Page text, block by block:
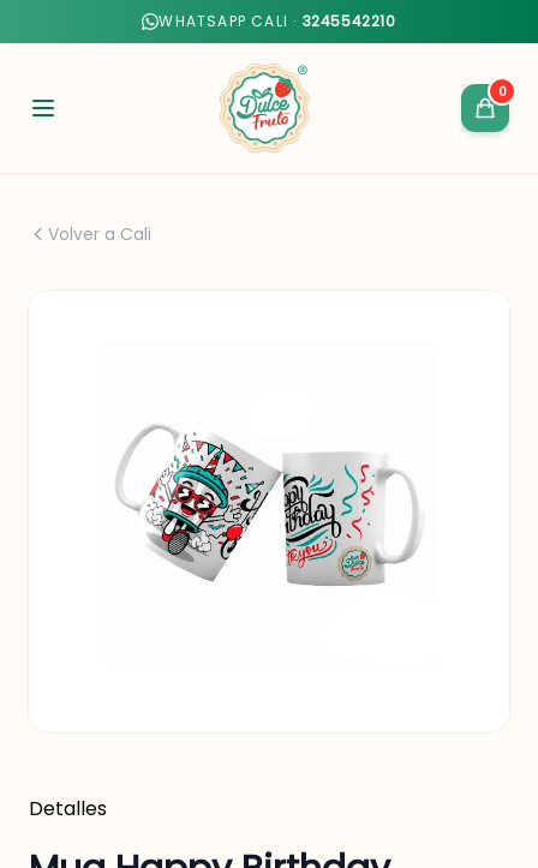
WHATSAPP CALI · 3245542210
0
Volver a Cali
Detalles